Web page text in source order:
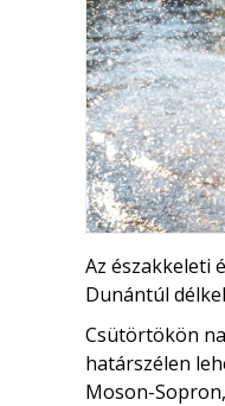
Az északkeleti
Dunántúl
Csütörtökön
határszélen
Moson-